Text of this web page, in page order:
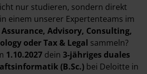
nur studieren, sondern direkt
einem unserer Expertenteams im
Advisory, Consulting,
oder Tax & Legal sammeln?
1.10.2027 dein 3-jähriges duales
(B.Sc.)bei Deloitte in